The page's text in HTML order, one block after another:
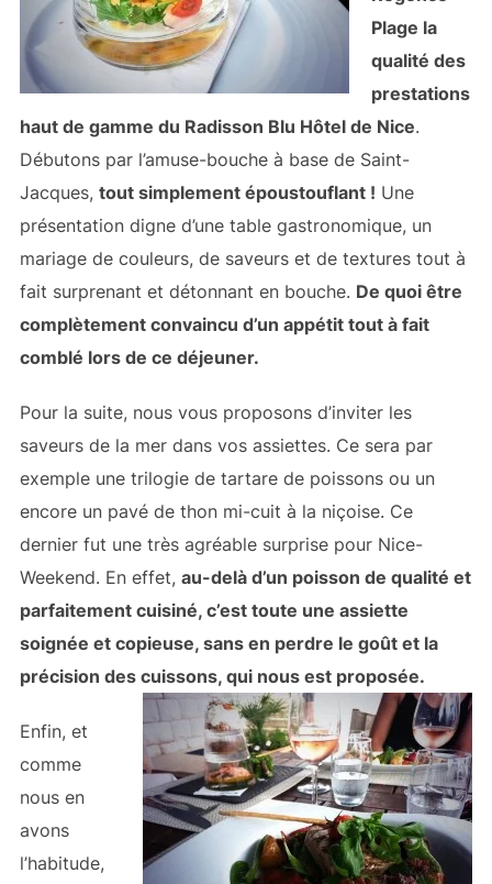
Plage la
qualité des
prestations
haut de gamme du Radisson Blu Hôtel de Nice.
Débutons par l’amuse-bouche à base de Saint-
Jacques, tout simplement époustouflant ! Une
présentation digne d’une table gastronomique, un
mariage de couleurs, de saveurs et de textures tout à
fait surprenant et détonnant en bouche. De quoi être
complètement convaincu d’un appétit tout à fait
comblé lors de ce déjeuner.
Pour la suite, nous vous proposons d’inviter les
saveurs de la mer dans vos assiettes. Ce sera par
exemple une trilogie de tartare de poissons ou un
encore un pavé de thon mi-cuit à la niçoise. Ce
dernier fut une très agréable surprise pour Nice-
Weekend. En effet, au-delà d’un poisson de qualité et
parfaitement cuisiné, c’est toute une assiette
soignée et copieuse, sans en perdre le goût et la
précision des cuissons, qui nous est proposée.
Enfin, et
comme
nous en
avons
l’habitude,